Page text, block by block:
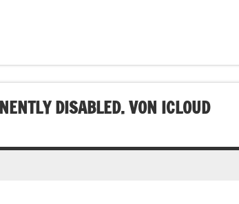
DISABLED. VON ICLOUD